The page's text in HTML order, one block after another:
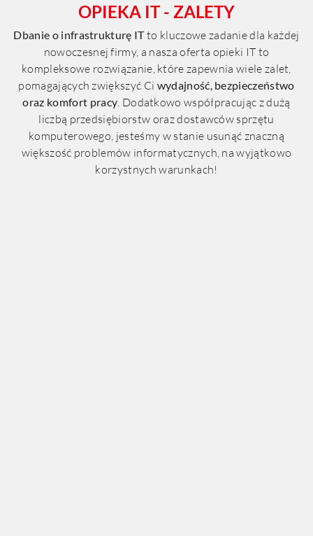
OPIEKA IT - ZALETY
Dbanie o infrastrukturę ITto kluczowe zadanie dla każdej
nowoczesnej firmy, a nasza oferta opieki IT to
kompleksowe rozwiązanie, które zapewnia wiele zalet,
pomagających zwiększyć Ci wydajność, bezpieczeństwo
oraz komfort pracy . Dodatkowo współpracując z dużą
liczbą przedsiębiorstw oraz dostawców sprzętu
komputerowego, jesteśmy w stanie usunąć znaczną
większość problemów informatycznych, na wyjątkowo
korzystnych warunkach!